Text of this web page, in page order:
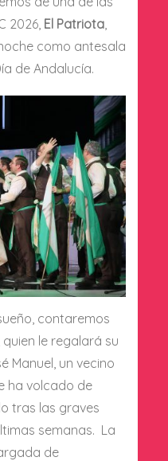
2026, El Patriota,
como antesala
de Andalucía.
contaremos
, quien le regalará su
Manuel, un vecino
ha volcado de
tras las graves
semanas. La
de